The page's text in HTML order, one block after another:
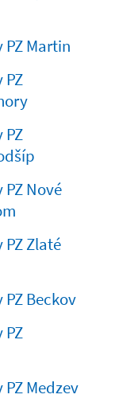
Martin
PZ
PZ
Nové
Zlaté
Beckov
PZ
Medzev